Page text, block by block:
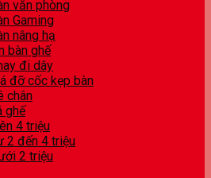
văn phòng
Gaming
nâng hạ
bàn ghế
đi dây
đỡ cốc kẹp bàn
chân
ghế
4 triệu
2 đến 4 triệu
2 triệu